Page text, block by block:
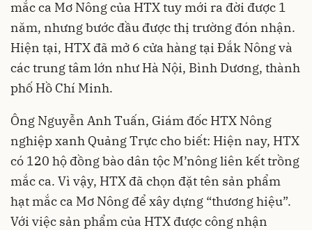
mắc ca Mơ Nông của HTX tuy mới ra đời được 1
năm, nhưng bước đầu được thị trường đón nhận.
Hiện tại, HTX đã mở 6 cửa hàng tại Đắk Nông và
các trung tâm lớn như Hà Nội, Bình Dương, thành
phố Hồ Chí Minh.
Ông Nguyễn Anh Tuấn, Giám đốc HTX Nông
nghiệp xanh Quảng Trực cho biết: Hiện nay, HTX
có 120 hộ đồng bào dân tộc M’nông liên kết trồng
mắc ca. Vì vậy, HTX đã chọn đặt tên sản phẩm
hạt mắc ca Mơ Nông để xây dựng “thương hiệu”.
Với việc sản phẩm của HTX được công nhận